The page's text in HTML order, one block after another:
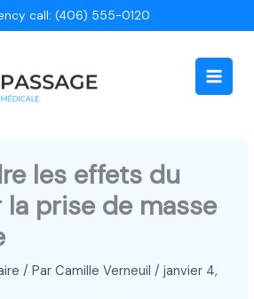
call: (406) 555-0120
Main
les effets du
prise de masse
/ ParCamille Verneuil/janvier 4,